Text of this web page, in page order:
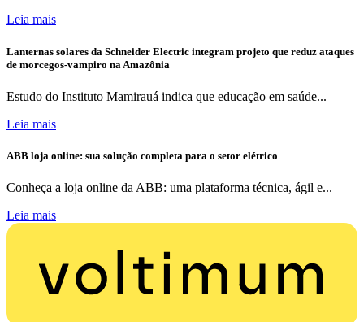
Leia mais
Lanternas solares da Schneider Electric integram projeto que reduz ataques
de morcegos-vampiro na Amazônia
Estudo do Instituto Mamirauá indica que educação em saúde...
Leia mais
ABB loja online: sua solução completa para o setor elétrico
Conheça a loja online da ABB: uma plataforma técnica, ágil e...
Leia mais